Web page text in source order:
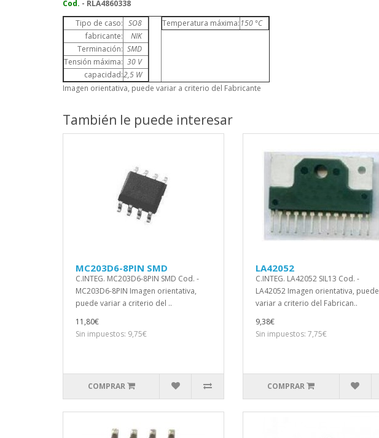
Cod. - RLA4860338
Tipo de caso: SO8
fabricante:
NIK
Terminación: SMD
Tensión máxima: 30 V
capacidad:2,5 W
Temperatura máxima: 150 °C
Imagen orientativa, puede variar a criterio del Fabricante
También le puede interesar
MC203D6-8PIN SMD
C.INTEG. MC203D6-8PIN SMD Cod. -
MC203D6-8PIN Imagen orientativa,
puede variar a criterio del ..
11,80€
Sin impuestos: 9,75€
COMPRAR
LA42052
C.INTEG. LA42052 SIL13 Cod. -
LA42052 Imagen orientativa, puede
variar a criterio del Fabrican..
9,38€
Sin impuestos: 7,75€
COMPRAR